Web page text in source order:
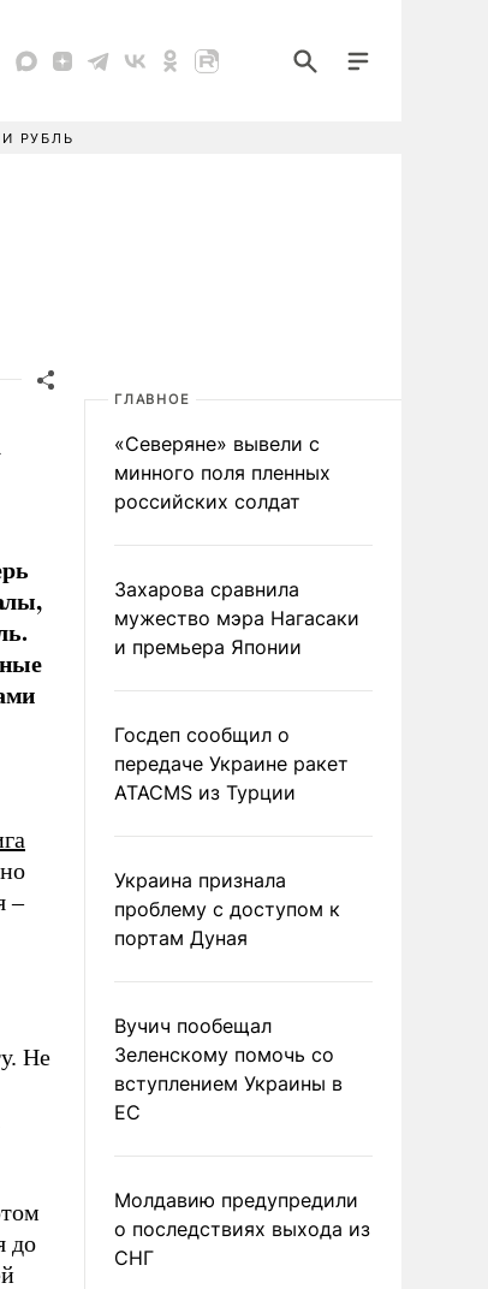
РУБЛЬ
–
Не
до
ГЛАВНОЕ
«Северяне» вывели с
минного поля пленных
российских солдат
Захарова сравнила
мужество мэра Нагасаки
и премьера Японии
Госдеп сообщил о
передаче Украине ракет
ATACMS из Турции
Украина признала
проблему с доступом к
портам Дуная
Вучич пообещал
Зеленскому помочь со
вступлением Украины в
ЕС
Молдавию предупредили
о последствиях выхода из
СНГ